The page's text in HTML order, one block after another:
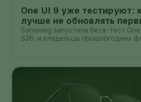
One UI 9 уже тестируют:
лучше не обновлять
Samsung запустила бета-тест
S26, и владельцы прошлогодних